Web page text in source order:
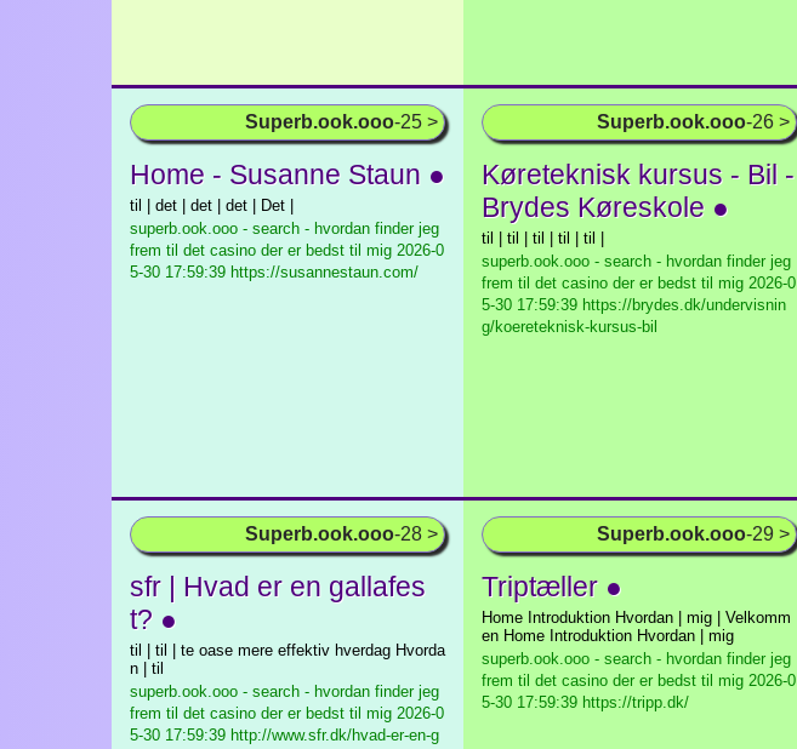
Superb.ook.ooo-25 >
Home - Susanne Staun ●
til | det | det | det | Det |
superb.ook.ooo - search - hvordan finder jeg
frem til det casino der er bedst til mig 2026-0
5-30 17:59:39 https://susannestaun.com/
Superb.ook.ooo-26 >
Køreteknisk kursus - Bil -
Brydes Køreskole ●
til | til | til | til | til |
superb.ook.ooo - search - hvordan finder jeg
frem til det casino der er bedst til mig 2026-0
5-30 17:59:39 https://brydes.dk/undervisnin
g/koereteknisk-kursus-bil
Superb.ook.ooo-28 >
sfr | Hvad er en gallafes
t? ●
til | til | te oase mere effektiv hverdag Hvorda
n | til
superb.ook.ooo - search - hvordan finder jeg
frem til det casino der er bedst til mig 2026-0
5-30 17:59:39 http://www.sfr.dk/hvad-er-en-g
Superb.ook.ooo-29 >
Triptæller ●
Home Introduktion Hvordan | mig | Velkomm
en Home Introduktion Hvordan | mig
superb.ook.ooo - search - hvordan finder jeg
frem til det casino der er bedst til mig 2026-0
5-30 17:59:39 https://tripp.dk/